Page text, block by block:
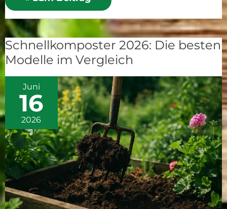
Schnellkomposter 2026: Die besten
Modelle im Vergleich
Juni
16
2026
Schnellkomposter
2026:
Die
besten
Modelle
im
Vergleich